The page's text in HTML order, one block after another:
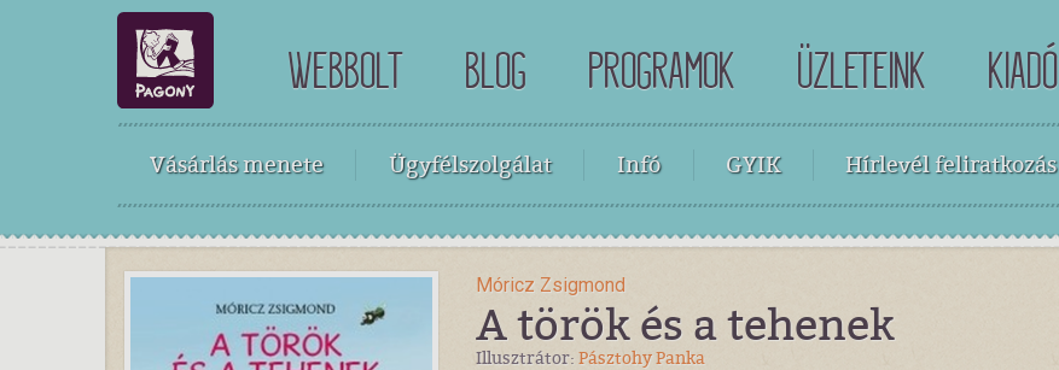
WEBBOLT BLOG PROGRAMOK ÜZLETEINK KIADÓ
Vásárlás menete Ügyfélszolgálat Infó GYIK Hírlevél feliratkozás
Móricz Zsigmond
A török és a tehenek
Illusztrátor:Pásztohy Panka